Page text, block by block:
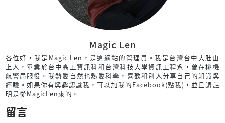
Magic Len
各位好，我是Magic Len，是這網站的管理員。我是台灣台中大肚山
上人，畢業於台中高工資訊科和台灣科技大學資訊工程系，曾在桃機
航警局服役。我熱愛自然也熱愛科學，喜歡和別人分享自己的知識與
經驗。如果你有興趣認識我，可以加我的Facebook(點我) ，並且請註
明是從MagicLen來的。
留言